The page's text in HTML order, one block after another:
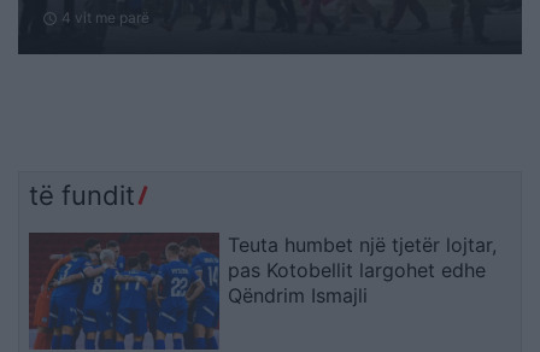
schedule 4 vit me parë
të fundit
Teuta humbet një tjetër lojtar,
pas Kotobellit largohet edhe
Qëndrim Ismajli